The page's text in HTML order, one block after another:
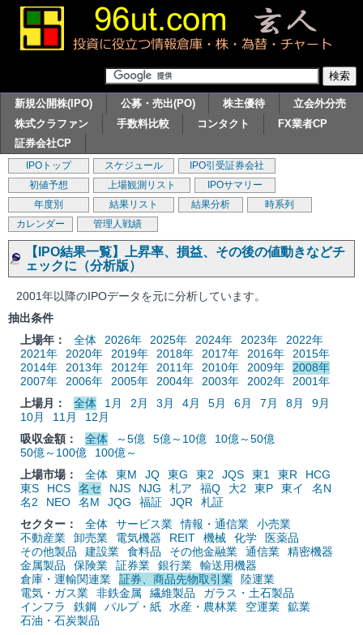
新規公開株(IPO) 公募・売出(PO) 株主優待
立会外分売
株式クラファン
手数料比較 コンタクト
FX業者CP
証券会社CP
IPOトップ スケジュール
IPO引受証券会社
初値予想
上場観測リスト
IPOサマリー
年度別
結果リスト 結果分析
時系列
カレンダー
管理人戦績
【IPO結果一覧】上昇率、損益、その後の値動きなどチ
ェックに（分析版）
2001年以降のIPOデータを元に分析しています。
抽出条件
上場年：
全体 2026年 2025年 2024年 2023年
2022年
2021年
2020年 2019年 2018年 2017年 2016年
2015年
2014年
2013年 2012年 2011年 2010年 2009年
2008年
2007年
2006年 2005年 2004年 2003年 2002年
2001年
上場月：
全体 1月 2月 3月 4月 5月 6月 7月 8月
9月
10月
11月
12月
吸収金額：
全体 ～5億 5億～10億
10億～50億
50億～100億
100億～
上場市場：
全体 東M JQ 東G 東2 JQS 東1 東R
HCG
東S
HCS 名セ NJS NJG 札ア 福Q 大2 東P 東イ
名N
名2
NEO 名M JQG 福証 JQR
札証
セクター：
全体 サービス業 情報・通信業
小売業
不動産業
卸売業 電気機器 REIT 機械 化学
医薬品
その他製品
建設業 食料品 その他金融業 通信業
精密機器
金属製品
保険業 証券業 銀行業
輸送用機器
倉庫・運輸関連業
証券、商品先物取引業
陸運業
電気・ガス業
非鉄金属 繊維製品
ガラス・土石製品
インフラ
鉄鋼 パルプ・紙 水産・農林業 空運業
鉱業
石油・石炭製品